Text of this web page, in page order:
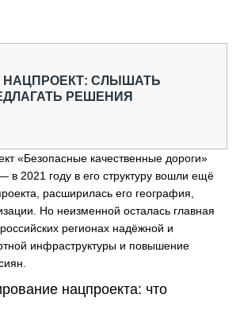
СЛЫШАТЬ
РЕШЕНИЯ
«Безопасные качественные дороги»
в 2021 году в его структуру вошли ещё
расширилась его география,
Но неизменной осталась главная
регионах надёжной и
инфраструктуры и повышение
нацпроекта: что